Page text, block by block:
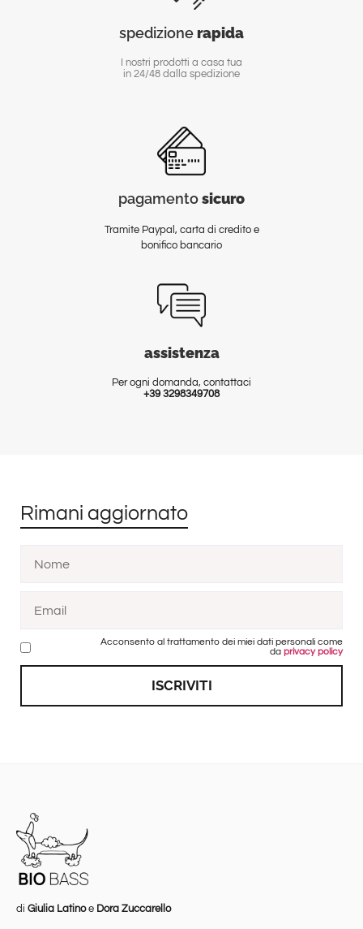
spedizionerapida
I nostri prodotti a casa tua
in 24/48 dalla spedizione
pagamentosicuro
Tramite Paypal, carta di credito e
bonifico bancario
assistenza
Per ogni domanda, contattaci
+39 3298349708
Rimani aggiornato
Acconsento al trattamento dei miei dati personali come
da privacy policy
ISCRIVITI
di Giulia Latinoe Dora Zuccarello